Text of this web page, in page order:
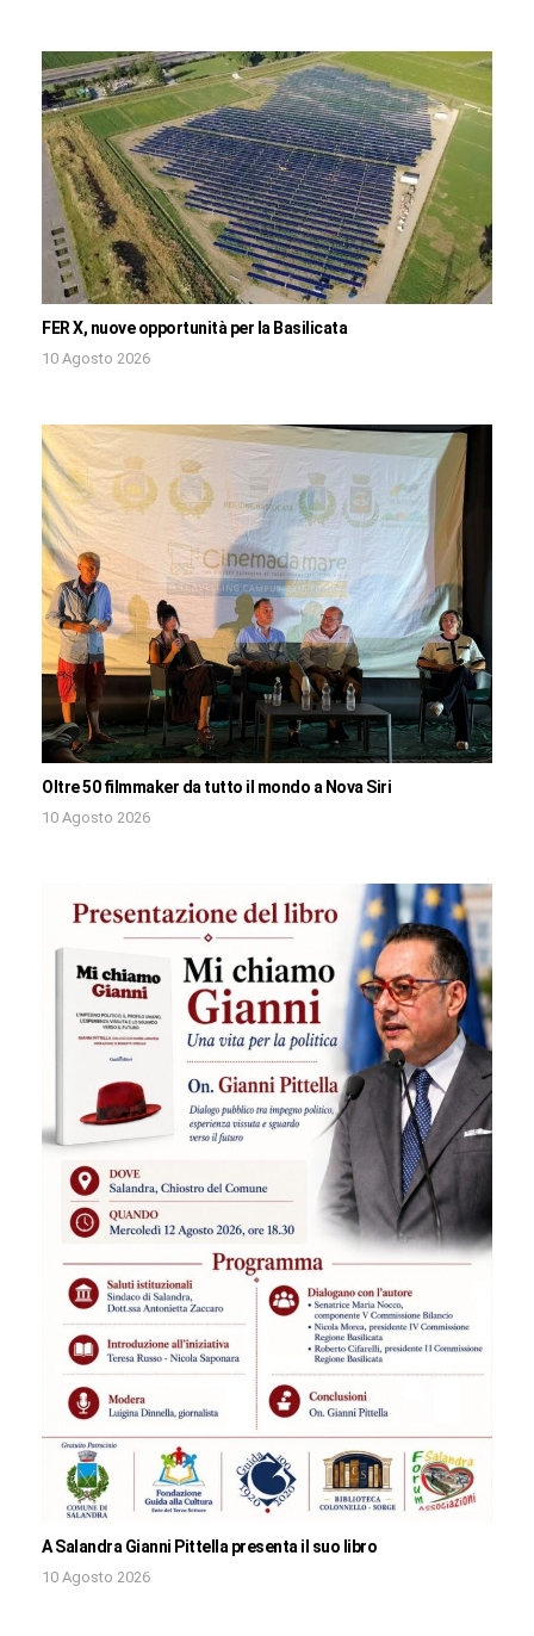
FER X, nuove opportunità per la Basilicata
10 Agosto 2026
Oltre 50 filmmaker da tutto il mondo a Nova Siri
10 Agosto 2026
A Salandra Gianni Pittella presenta il suo libro
10 Agosto 2026